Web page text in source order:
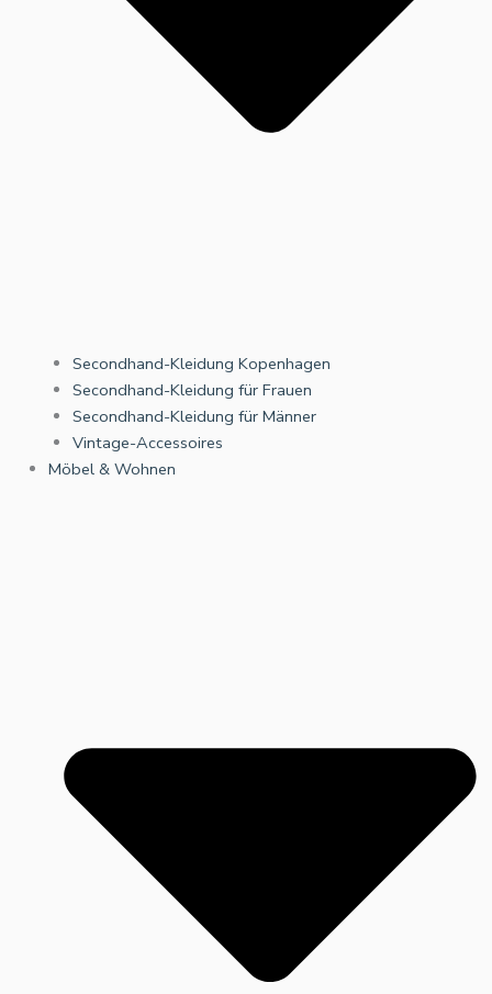
Secondhand-Kleidung Kopenhagen
Secondhand-Kleidung für Frauen
Secondhand-Kleidung für Männer
Vintage-Accessoires
Möbel & Wohnen